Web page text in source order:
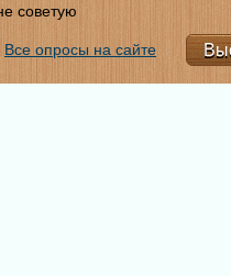
советую
Все опросы на сайте